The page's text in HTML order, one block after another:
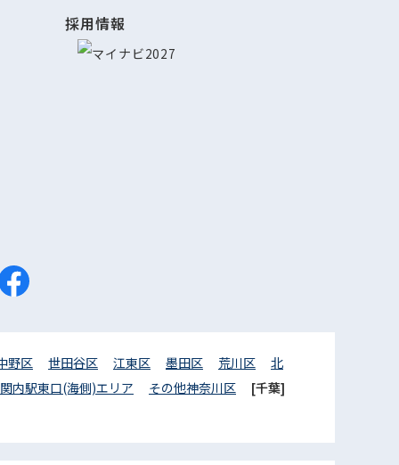
採用情報
野区 世田谷区 江東区 墨田区 荒川区
北
関内駅東口(海側)エリア その他神奈川区
[千葉]